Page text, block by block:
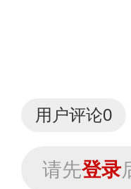
用户评论0
请先登录